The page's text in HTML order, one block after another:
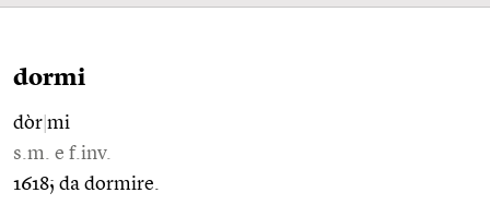
dormi
dòr mi
s.m. e f.inv.
1618; da dormire.